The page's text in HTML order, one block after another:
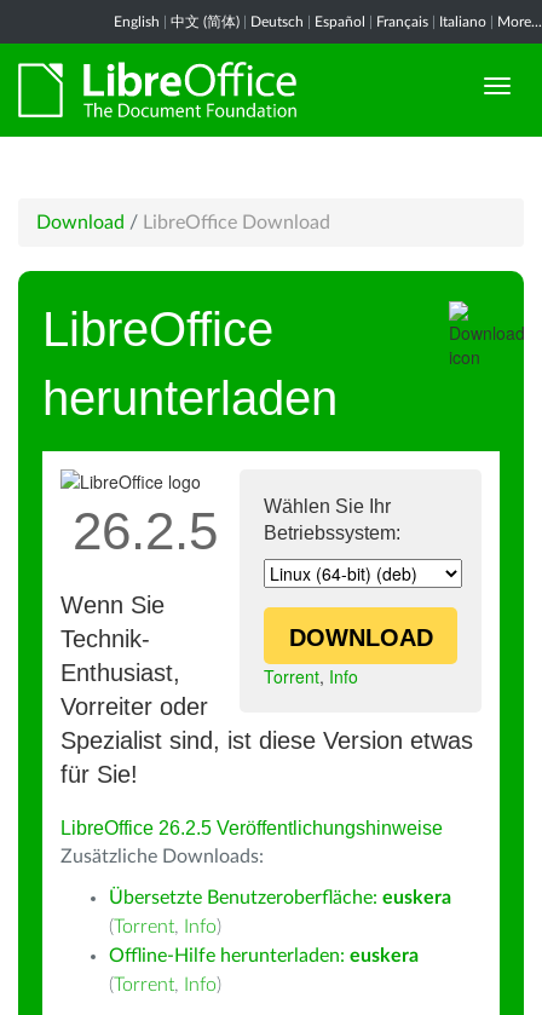
English 中文 (简体) Deutsch Español Français Italiano More...
Download / LibreOffice Download
LibreOffice
herunterladen
Wählen Sie Ihr
Betriebssystem:
DOWNLOAD
Torrent, Info
26.2.5
Wenn Sie
Technik-
Enthusiast,
Vorreiter oder
Spezialist sind, ist diese Version etwas
für Sie!
LibreOffice 26.2.5 Veröffentlichungshinweise
Zusätzliche Downloads:
Übersetzte Benutzeroberfläche: euskera
(Torrent, Info)
Offline-Hilfe herunterladen: euskera
(Torrent, Info)